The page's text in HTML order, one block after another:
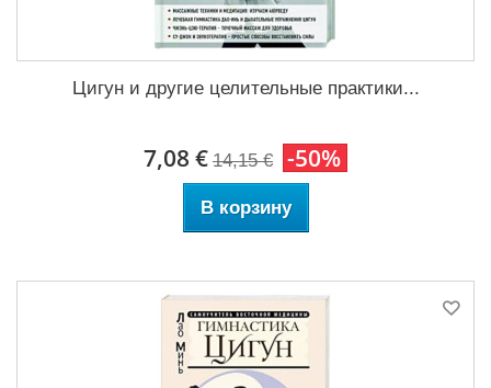
Цигун и другие целительные практики...
7,08 € 14,15 € -50%
В корзину